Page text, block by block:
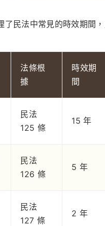
了民法中常見的時效期間
法條根
據
時效期
間
民法
125 條
15 年
民法
126 條
5 年
民法
127 條
2 年